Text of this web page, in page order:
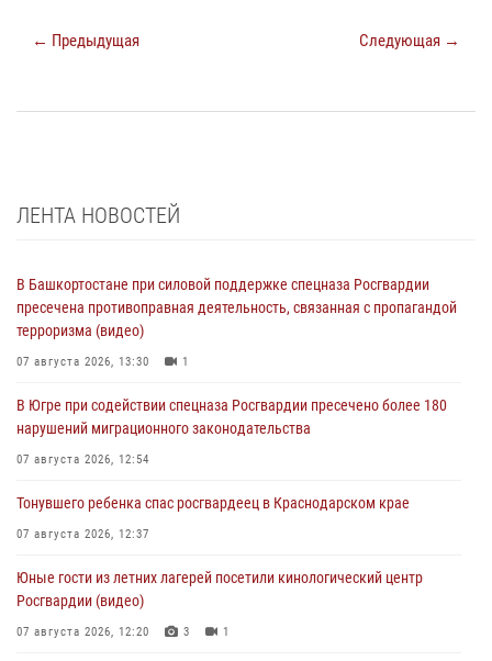
← Предыдущая Следующая →
ЛЕНТА НОВОСТЕЙ
В Башкортостане при силовой поддержке спецназа Росгвардии
пресечена противоправная деятельность, связанная с пропагандой
терроризма (видео)
07 августа 2026, 13:30 1
В Югре при содействии спецназа Росгвардии пресечено более 180
нарушений миграционного законодательства
07 августа 2026, 12:54
Тонувшего ребенка спас росгвардеец в Краснодарском крае
07 августа 2026, 12:37
Юные гости из летних лагерей посетили кинологический центр
Росгвардии (видео)
07 августа 2026, 12:20 3 1